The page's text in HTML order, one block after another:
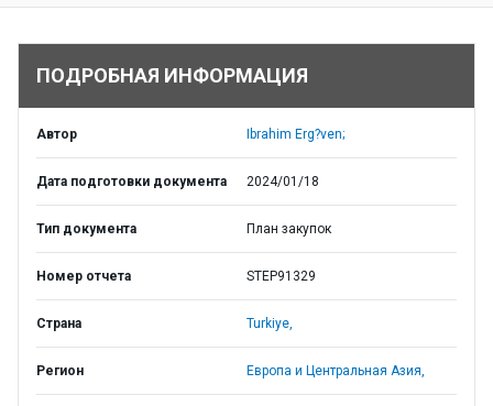
ПОДРОБНАЯ ИНФОРМАЦИЯ
Автор Ibrahim Erg?ven;
Дата подготовки документа 2024/01/18
Тип документа План закупок
Номер отчета STEP91329
Страна Turkiye,
Регион Европа и Центральная Азия,